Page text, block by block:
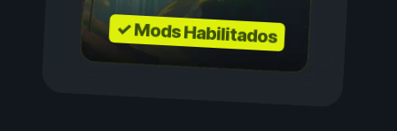
✓ Mods Habilitados